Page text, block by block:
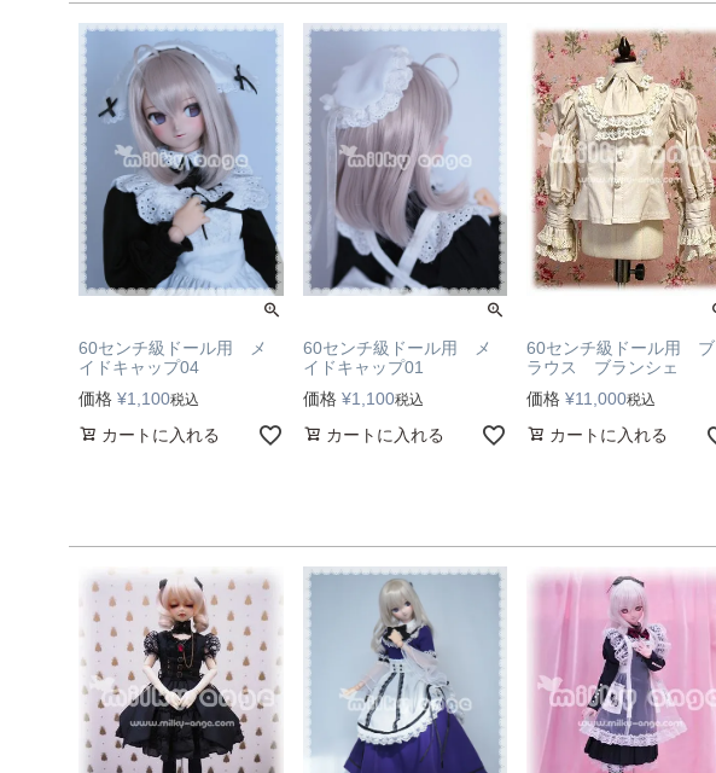
60センチ級ドール用 メ
イドキャップ04
価格 ¥1,100税込
カートに入れる
60センチ級ドール用 メ
イドキャップ01
価格 ¥1,100税込
カートに入れる
60センチ級ドール用 ブ
ラウス ブランシェ
価格 ¥11,000税込
カートに入れる